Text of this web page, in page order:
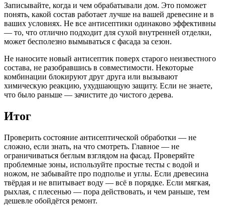
Записывайте, когда и чем обрабатывали дом. Это поможет
понять, какой состав работает лучше на вашей древесине и в
ваших условиях. Не все антисептики одинаково эффективны
— то, что отлично подходит для сухой внутренней отделки,
может бесполезно вымываться с фасада за сезон.
Не наносите новый антисептик поверх старого неизвестного
состава, не разобравшись в совместимости. Некоторые
комбинации блокируют друг друга или вызывают
химическую реакцию, ухудшающую защиту. Если не знаете,
что было раньше — зачистите до чистого дерева.
Итог
Проверить состояние антисептической обработки — не
сложно, если знать, на что смотреть. Главное — не
ограничиваться беглым взглядом на фасад. Проверяйте
проблемные зоны, используйте простые тесты с водой и
ножом, не забывайте про подполье и углы. Если древесина
твёрдая и не впитывает воду — всё в порядке. Если мягкая,
рыхлая, с плесенью — пора действовать, и чем раньше, тем
дешевле обойдётся ремонт.